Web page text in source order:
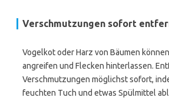
Verschmutzungen sofort
Vogelkot oder Harz von Bäumen
angreifen und Flecken hinterlassen.
Verschmutzungen möglichst sofort,
feuchten Tuch und etwas Spülmittel